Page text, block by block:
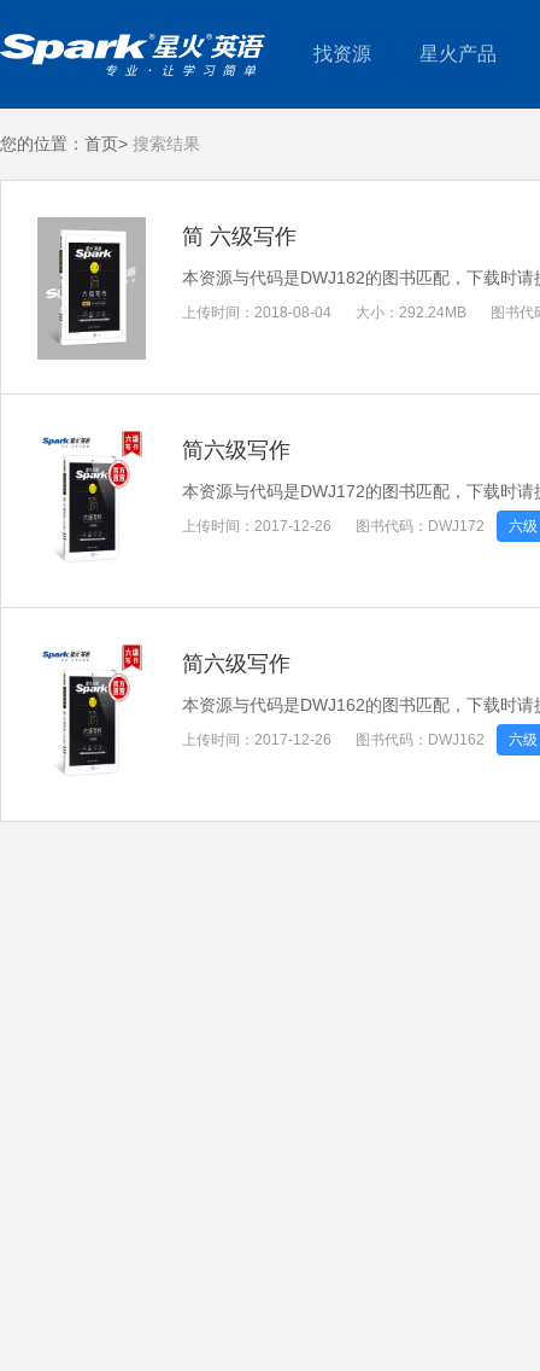
找资源 星火产品
您的位置： 首页> 搜索结果
简 六级写作
本资源与代码是DWJ182的图书匹配，下载时
上传时间： 2018-08-04 大小： 292.24MB 图书代
简六级写作
本资源与代码是DWJ172的图书匹配，下载时
上传时间： 2017-12-26 图书代码： DWJ172 六级
简六级写作
本资源与代码是DWJ162的图书匹配，下载时
上传时间： 2017-12-26 图书代码： DWJ162 六级